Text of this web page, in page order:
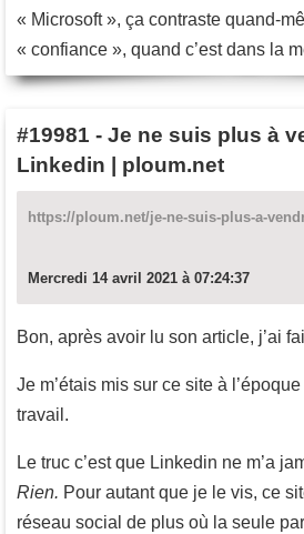
« Microsoft », ça contraste quand-
« confiance », quand c’est dans la
#19981 - Je ne suis plus à
Linkedin | ploum.net
https://ploum.net/je-ne-suis-plus-a-
Mercredi 14 avril 2021 à 07:24:37
Bon, après avoir lu son article, j’ai
Je m’étais mis sur ce site à
travail.
Le truc c’est que Linkedin ne m’a
Rien. Pour autant que je le vis, ce
réseau social de plus où la seule